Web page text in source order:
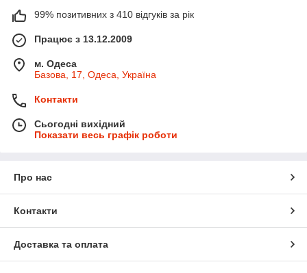
99% позитивних з 410 відгуків за рік
Працює з 13.12.2009
м. Одеса
Базова, 17, Одеса, Україна
Контакти
Сьогодні вихідний
Показати весь графік роботи
Про нас
Контакти
Доставка та оплата